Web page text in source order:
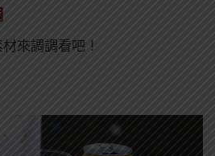
來調調看吧！